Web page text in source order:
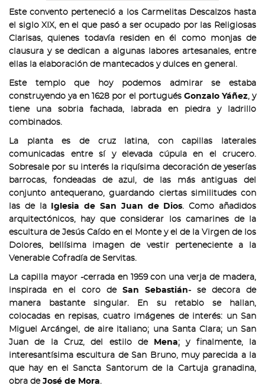
Este convento perteneció a los Carmelitas Descalzos hasta
el siglo XIX, en el que pasó a ser ocupado por las Religiosas
Clarisas, quienes todavía residen en él como monjas de
clausura y se dedican a algunas labores artesanales, entre
ellas la elaboración de mantecados y dulces en general.
Este templo que hoy podemos admirar se estaba
construyendo ya en 1628 por el portugués Gonzalo Yáñez, y
tiene una sobria fachada, labrada en piedra y ladrillo
combinados.
La planta es de cruz latina, con capillas laterales
comunicadas entre sí y elevada cúpula en el crucero.
Sobresale por su interés la riquísima decoración de yeserías
barrocas, fondeadas de azul, de las más antiguas del
conjunto antequerano, guardando ciertas similitudes con
las de la
Iglesia de San Juan de Dios. Como añadidos
arquitectónicos, hay que considerar los camarines de la
escultura de Jesús Caído en el Monte y el de la Virgen de los
Dolores, bellísima imagen de vestir perteneciente a la
Venerable Cofradía de Servitas.
La capilla mayor -cerrada en 1959 con una verja de madera,
inspirada en el coro de San Sebastián- se decora de
manera bastante singular. En su retablo se hallan,
colocadas en repisas, cuatro imágenes de interés: un San
Miguel Arcángel, de aire italiano; una Santa Clara; un San
Juan de la Cruz, del estilo de
Mena; y finalmente, la
interesantísima escultura de San Bruno, muy parecida a la
que hay en el Sancta Santorum de la Cartuja granadina,
obra de José de Mora.